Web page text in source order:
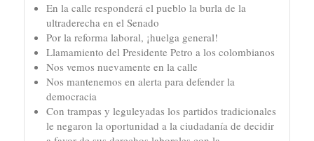
En la calle responderá el pueblo la burla de la
ultraderecha en el Senado
Por la reforma laboral, ¡huelga general!
Llamamiento del Presidente Petro a los colombianos
Nos vemos nuevamente en la calle
Nos mantenemos en alerta para defender la
democracia
Con trampas y leguleyadas los partidos tradicionales
le negaron la oportunidad a la ciudadanía de decidir